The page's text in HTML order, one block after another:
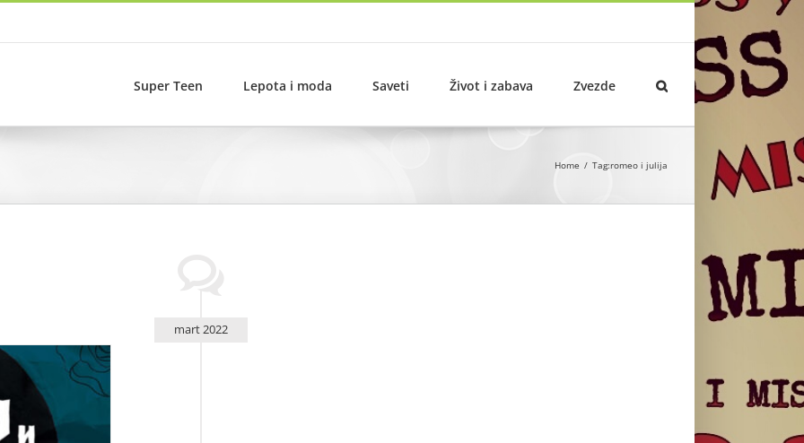
Super Teen Lepota i moda Saveti Život i zabava Zvezde
Home Tag:romeo i julija
mart 2022